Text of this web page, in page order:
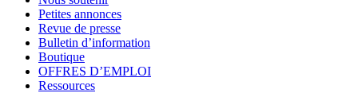
Petites annonces
Revue de presse
Bulletin d’information
Boutique
OFFRES D’EMPLOI
Ressources